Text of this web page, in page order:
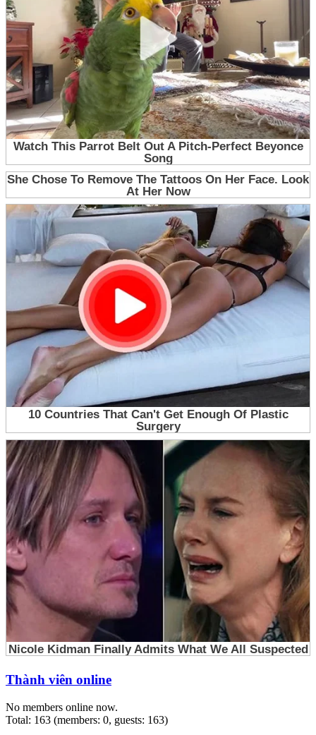
Thành viên online
No members online now.
Total: 163 (members: 0, guests: 163)